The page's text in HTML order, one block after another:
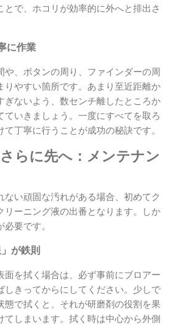
とで、ホコリが効率的に外へと排出さ
に作業
や、ボタンの周り、ファインダーの周
りやすい箇所です。あまり至近距離か
ぎないよう、数センチ離したところか
ていきましょう。一度にすべてを取ろ
て丁寧に行うことが成功の秘訣です。
らに先へ：メンテナン
ない頑固な汚れがある場合、初めてク
リーニング液の出番となります。しか
要です。
が鉄則
面を拭く場合は、必ず事前にブロアー
しきってからにしてください。少しで
態で拭くと、それが研磨剤の役割を果
てしまいます。拭く時は中心から外側